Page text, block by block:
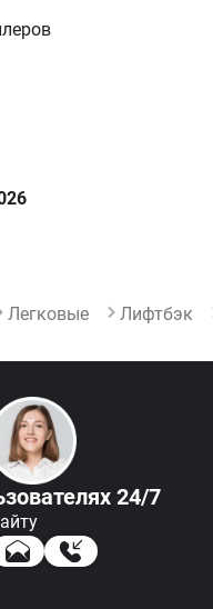
Легковые Лифтбэк
24/7